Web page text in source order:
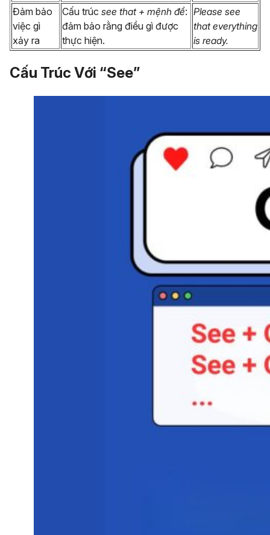
Đảm bảo
việc gì
xảy ra
Cấu trúc see that + mệnh đề:
đảm bảo rằng điều gì được
thực hiện.
Please see
that everything
is ready.
Cấu Trúc Với “See”